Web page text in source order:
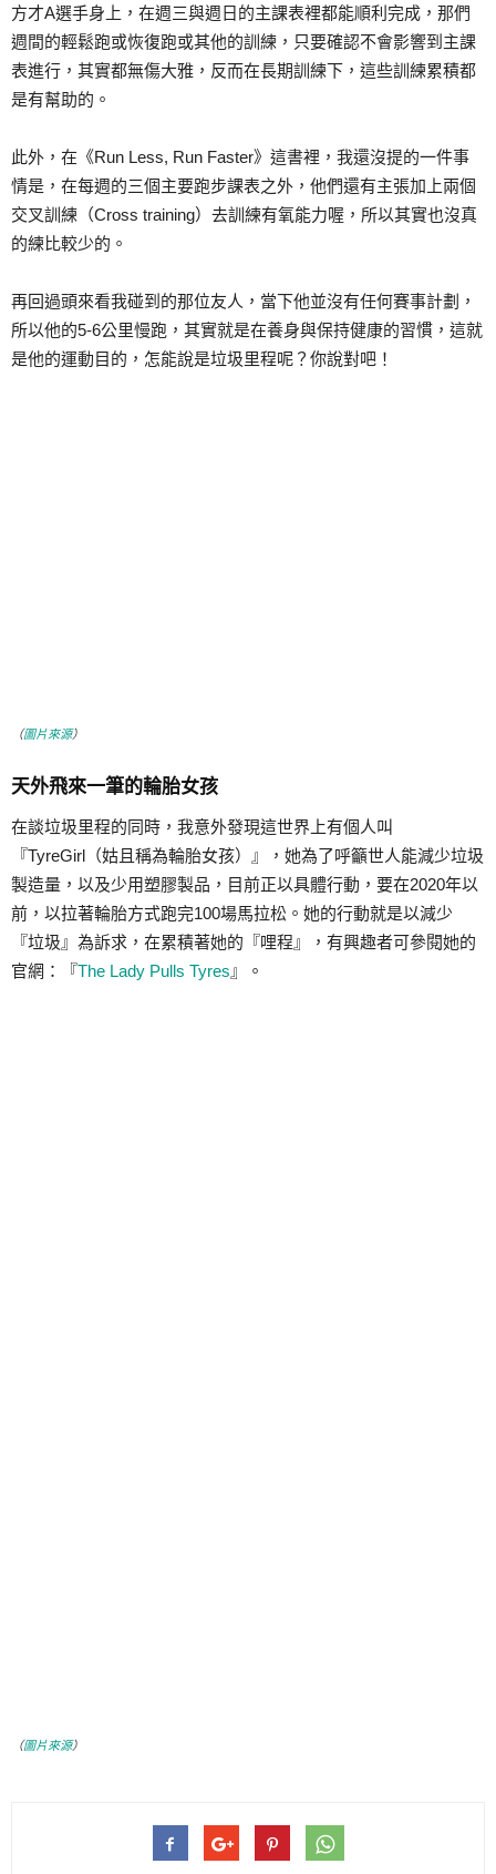
方才A選手身上，在週三與週日的主課表裡都能順利完成，那們
週間的輕鬆跑或恢復跑或其他的訓練，只要確認不會影響到主課
表進行，其實都無傷大雅，反而在長期訓練下，這些訓練累積都
是有幫助的。
此外，在《Run Less, Run Faster》這書裡，我還沒提的一件事
情是，在每週的三個主要跑步課表之外，他們還有主張加上兩個
交叉訓練（Cross training）去訓練有氧能力喔，所以其實也沒真
的練比較少的。
再回過頭來看我碰到的那位友人，當下他並沒有任何賽事計劃，
所以他的5-6公里慢跑，其實就是在養身與保持健康的習慣，這就
是他的運動目的，怎能說是垃圾里程呢？你說對吧！
（圖片來源）
天外飛來一筆的輪胎女孩
在談垃圾里程的同時，我意外發現這世界上有個人叫
『TyreGirl（姑且稱為輪胎女孩）』，她為了呼籲世人能減少垃圾
製造量，以及少用塑膠製品，目前正以具體行動，要在2020年以
前，以拉著輪胎方式跑完100場馬拉松。她的行動就是以減少
『垃圾』為訴求，在累積著她的『哩程』，有興趣者可參閱她的
官網：『The Lady Pulls Tyres 』。
（圖片來源）